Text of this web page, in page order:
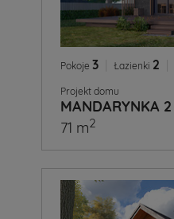
Pokoje 3 Łazienki 2
Projekt domu
MANDARYNKA 2
71 m2